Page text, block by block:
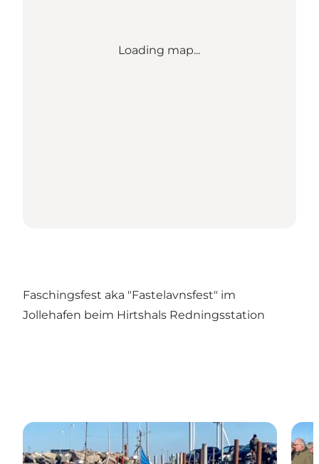
Loading map...
Faschingsfest aka "Fastelavnsfest" im
Jollehafen beim Hirtshals Redningsstation